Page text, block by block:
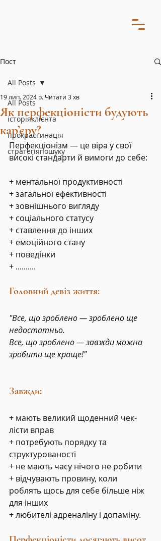
Пост
All Posts
історіяклієнта
прокрастинація
стратегіяпошуку
All Posts
Як перфекціоністи будують
кар’єру?
19 лип. 2024 р. Читати 3 хв
Перфекціонізм — це віра у свої
високі стандарти й вимоги до себе:
+ ментальної продуктивності
+ загальної ефективності
+ зовнішнього вигляду
+ соціального статусу
+ ставлення до інших
+ емоційного стану
+ поведінки
+ ..........
Головний девіз життя:
"Все, що зроблено — зроблено ще
недостатньо.
Все, що зроблено — завжди можна
зробити ще краще!"
Завжди:
+ мають великий щоденний чек-
лісти вправ
+ потребують порядку та
структурованості
+ не мають часу нічого не робити
+ відчувають провину, коли
роблять щось для себе більше ніж
для інших
+ любителі адреналіну і допаміну.